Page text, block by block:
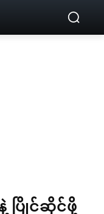
ပြိုင်ဆိုင်ဖို့